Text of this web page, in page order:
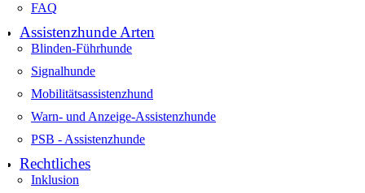
FAQ
Assistenzhunde Arten
Blinden-Führhunde
Signalhunde
Mobilitätsassistenzhund
Warn- und Anzeige-Assistenzhunde
PSB - Assistenzhunde
Rechtliches
Inklusion